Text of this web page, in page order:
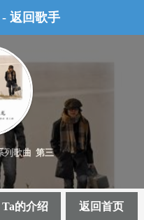
返回歌手
列歌曲 第三
Ta的介绍 返回首页